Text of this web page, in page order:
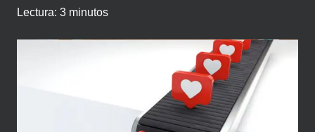
Lectura: 3 minutos